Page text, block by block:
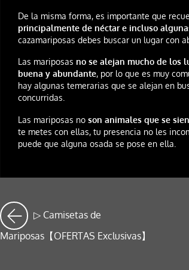
De la misma forma, es importante que
principalmente de néctar e incluso
cazamariposas debes buscar un lugar con
Las mariposasno se alejan mucho de los
buena y abundante, por lo que es muy
hay algunas temerarias que se alejan en
concurridas.
Las mariposas noson animales que se
te metes con ellas, tu presencia no les
puede que alguna osada se pose en ella.
▷ Camisetas de
Mariposas【OFERTAS Exclusivas】